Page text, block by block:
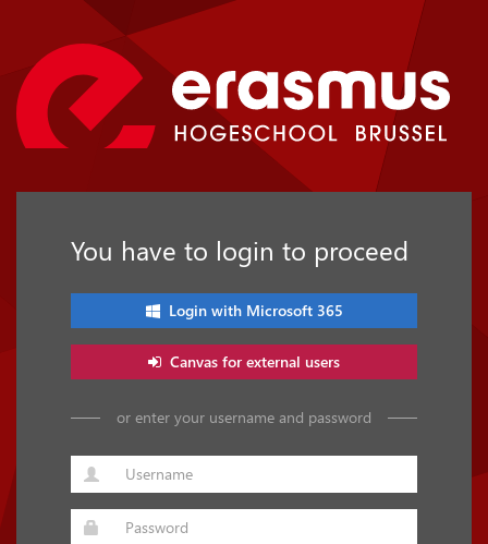
You have to login to proceed
Login with Microsoft 365
Canvas for external users
or enter your username and password